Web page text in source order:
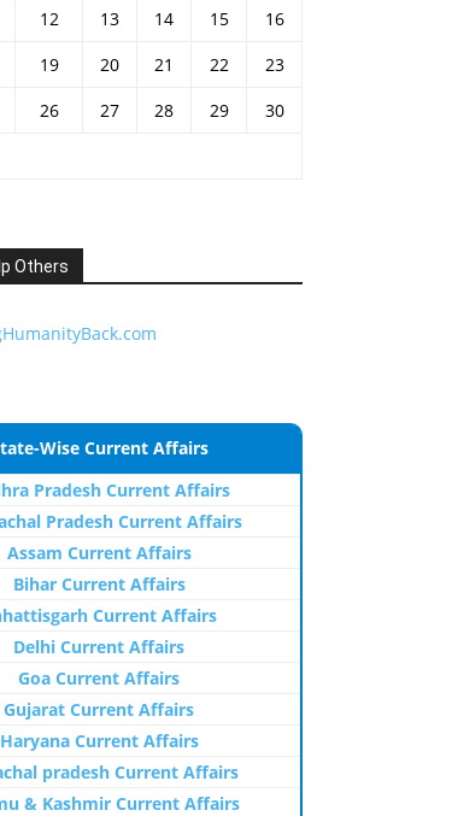
12 13 14 15
16
19 20 21 22
23
26 27 28 29
30
Others
Wise Current Affairs
Pradesh Current Affairs
Pradesh Current Affairs
Assam Current Affairs
Bihar Current Affairs
Current Affairs
Delhi Current Affairs
Goa Current Affairs
Gujarat Current Affairs
Haryana Current Affairs
pradesh Current Affairs
& Kashmir Current Affairs